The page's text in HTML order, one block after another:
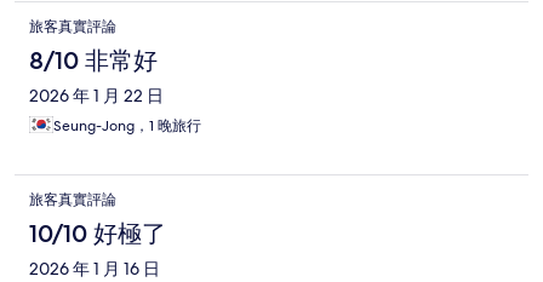
旅客真實評論
8/10 非常好
2026 年 1 月 22 日
Seung-Jong，1 晚旅行
旅客真實評論
10/10 好極了
2026 年 1 月 16 日